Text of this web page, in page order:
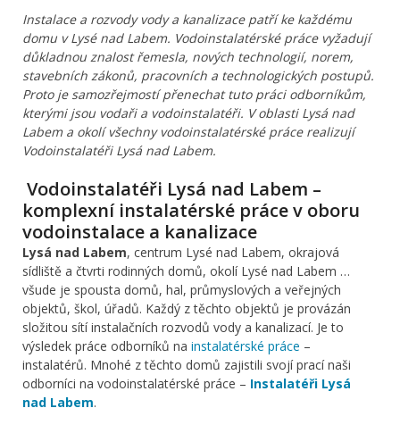
Instalace a rozvody vody a kanalizace patří ke každému
domu v Lysé nad Labem. Vodoinstalatérské práce vyžadují
důkladnou znalost řemesla, nových technologií, norem,
stavebních zákonů, pracovních a technologických postupů.
Proto je samozřejmostí přenechat tuto práci odborníkům,
kterými jsou vodaři a vodoinstalatéři. V oblasti Lysá nad
Labem a okolí všechny vodoinstalatérské práce realizují
Vodoinstalatéři Lysá nad Labem.
Vodoinstalatéři Lysá nad Labem –
komplexní instalatérské práce v oboru
vodoinstalace a kanalizace
Lysá nad Labem, centrum Lysé nad Labem, okrajová
sídliště a čtvrti rodinných domů, okolí Lysé nad Labem …
všude je spousta domů, hal, průmyslových a veřejných
objektů, škol, úřadů. Každý z těchto objektů je provázán
složitou sítí instalačních rozvodů vody a kanalizací. Je to
výsledek práce odborníků na instalatérské práce –
instalatérů. Mnohé z těchto domů zajistili svojí prací naši
odborníci na vodoinstalatérské práce – Instalatéři Lysá
nad Labem.